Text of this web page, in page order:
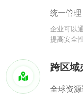
统一管理
企业可以
提高安全
跨区域
全球资